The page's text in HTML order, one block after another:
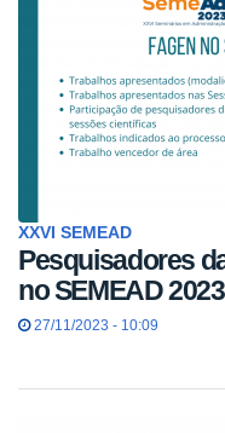
XXVI SEMEAD
Pesquisadores
no SEMEAD 2023
27/11/2023 - 10:09